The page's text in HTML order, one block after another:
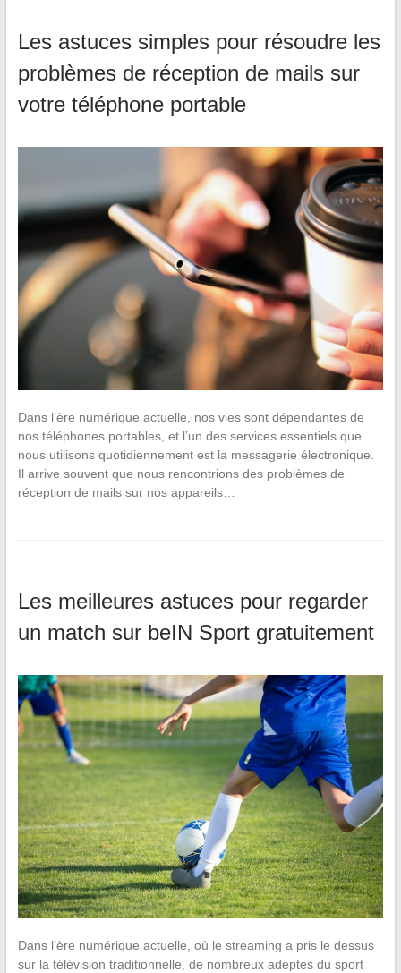
Les astuces simples pour résoudre les
problèmes de réception de mails sur
votre téléphone portable
Dans l’ère numérique actuelle, nos vies sont dépendantes de
nos téléphones portables, et l’un des services essentiels que
nous utilisons quotidiennement est la messagerie électronique.
Il arrive souvent que nous rencontrions des problèmes de
réception de mails sur nos appareils…
Les meilleures astuces pour regarder
un match sur beIN Sport gratuitement
Dans l’ère numérique actuelle, où le streaming a pris le dessus
sur la télévision traditionnelle, de nombreux adeptes du sport